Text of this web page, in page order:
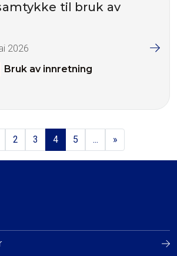
til bruk av
2026
Bruk av innretning
2 3 4 5 ... »